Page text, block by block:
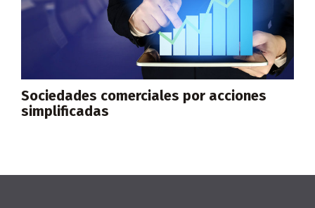
Sociedades comerciales por acciones
simplificadas